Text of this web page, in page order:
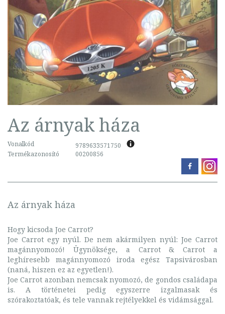
Az árnyak háza
Vonalkód
9789633571750
Termékazonosító
00200856
Az árnyak háza
Hogy kicsoda Joe Carrot?
Joe Carrot egy nyúl. De nem akármilyen nyúl: Joe Carrot
magánnyomozó! Ügynöksége, a Carrot & Carrot a
leghíresebb magánnyomozó iroda egész Tapsivárosban
(naná, hiszen ez az egyetlen!).
Joe Carrot azonban nemcsak nyomozó, de gondos családapa
is. A történetei pedig egyszerre izgalmasak és
szórakoztatóak, és tele vannak rejtélyekkel és vidámsággal.